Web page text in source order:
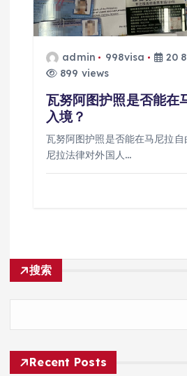
admin 998visa
20
899 views
瓦努阿图护照是否能在
入境？
瓦努阿图护照是否能在马尼拉
尼拉法律对外国人…
搜索
Recent Posts